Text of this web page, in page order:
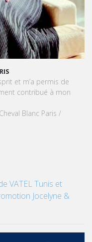
et m’a permis de
contribué à mon
Blanc Paris /
VATEL Tunis et
Jocelyne &